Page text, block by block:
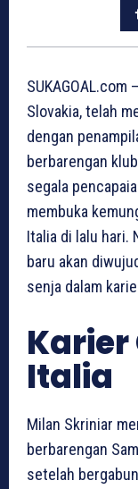
SUKAGOAL.com
Slovakia, telah
dengan
berbarengan
segala
membuka
Italia di lalu hari.
baru akan
senja dalam
Italia
Milan Skriniar
berbarengan
setelah